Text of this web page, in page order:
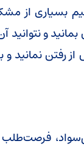
بسیاری از
و
رفتن نمانید و
فرصت‌طلب